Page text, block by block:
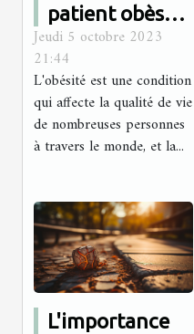
patient obèse
avant et après
la chirurgie :
Une étude
tunisienne
Jeudi 5 octobre 2023
21:44
L'obésité est une condition
qui affecte la qualité de vie
de nombreuses personnes
à travers le monde, et la...
L'importance